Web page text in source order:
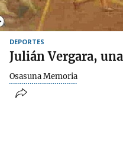
DEPORTES
Julián Vergara,
Osasuna Memoria